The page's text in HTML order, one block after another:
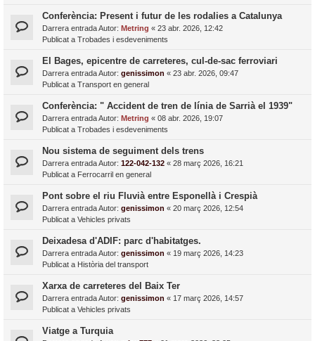
Conferència: Present i futur de les rodalies a Catalunya
Darrera entrada Autor: Metring « 23 abr. 2026, 12:42
Publicat a Trobades i esdeveniments
El Bages, epicentre de carreteres, cul-de-sac ferroviari
Darrera entrada Autor: genissimon « 23 abr. 2026, 09:47
Publicat a Transport en general
Conferència: " Accident de tren de línia de Sarrià el 1939"
Darrera entrada Autor: Metring « 08 abr. 2026, 19:07
Publicat a Trobades i esdeveniments
Nou sistema de seguiment dels trens
Darrera entrada Autor: 122-042-132 « 28 març 2026, 16:21
Publicat a Ferrocarril en general
Pont sobre el riu Fluvià entre Esponellà i Crespià
Darrera entrada Autor: genissimon « 20 març 2026, 12:54
Publicat a Vehicles privats
Deixadesa d'ADIF: parc d'habitatges.
Darrera entrada Autor: genissimon « 19 març 2026, 14:23
Publicat a Història del transport
Xarxa de carreteres del Baix Ter
Darrera entrada Autor: genissimon « 17 març 2026, 14:57
Publicat a Vehicles privats
Viatge a Turquia